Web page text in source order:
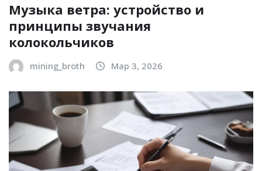
Музыка ветра: устройство и
принципы звучания
колокольчиков
mining_broth Мар 3, 2026